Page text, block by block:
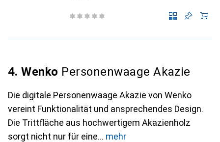
4. Wenko Personenwaage Akazie
Die digitale Personenwaage Akazie von Wenko
vereint Funktionalität und ansprechendes Design.
Die Trittfläche aus hochwertigem Akazienholz
sorgt nicht nur für eine
mehr